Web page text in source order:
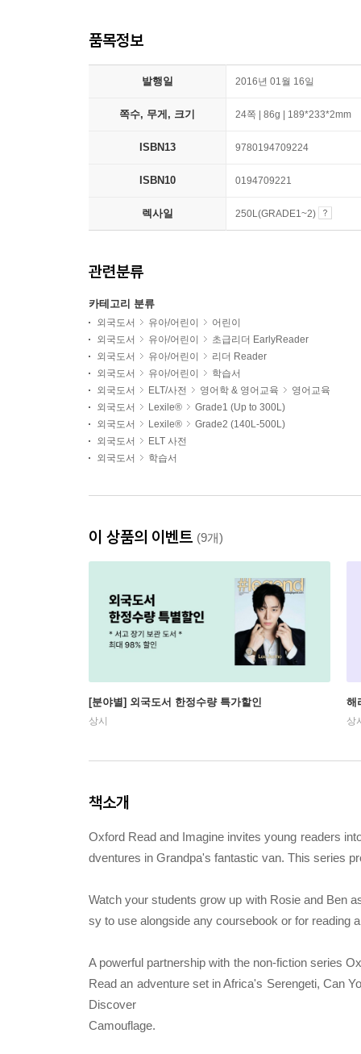
품목정보
발행일 2016년 01월 16일
쪽수, 무게, 크기 24쪽 | 86g | 189*233*2mm
ISBN13 9780194709224
ISBN10 0194709221
렉사일 250L(GRADE1~2)
관련분류
카테고리 분류
외국도서 유아/어린이
어린이
외국도서
유아/어린이
초급리더 EarlyReader
외국도서
유아/어린이
리더 Reader
외국도서
유아/어린이
학습서
외국도서
ELT/사전 영어학 & 영어교육
영어교육
외국도서
Lexile®
Grade1 (Up to 300L)
외국도서
Lexile®
Grade2 (140L-500L)
외국도서
ELT 사전
외국도서
학습서
이 상품의 이벤트 (9개)
[분야별] 외국도서 한정수량 특가할인
상시
해
상
책소개
Oxford Read and Imagine invites young readers
dventures in Grandpa's fantastic van. This series
Watch your students grow up with Rosie and Ben
sy to use alongside any coursebook or for reading
A powerful partnership with the non-fiction series
Read an adventure set in Africa's Serengeti, Can
Discover
Camouflage.